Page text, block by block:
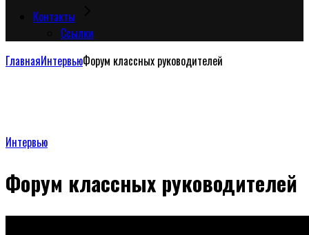
Контакты
Сcылки
ГлавнаяИнтервьюФорум классных руководителей
Интервью
Форум классных руководителей